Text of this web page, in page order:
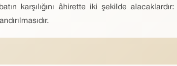
karşılığını âhirette iki şekilde